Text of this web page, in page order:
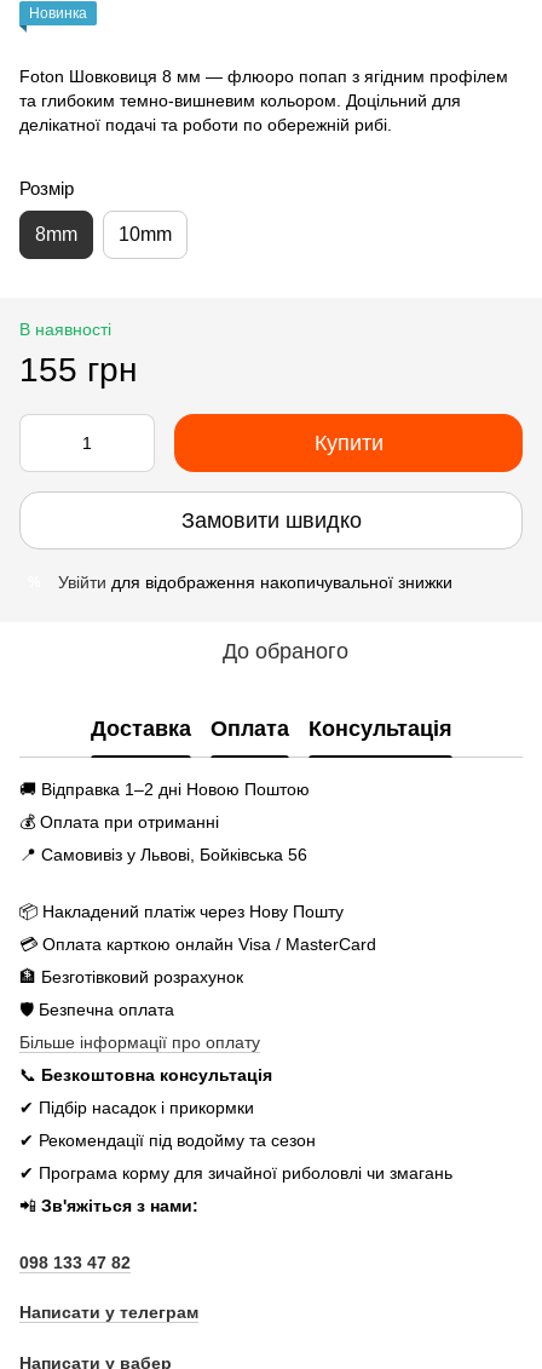
Новинка
Foton Шовковиця 8 мм — флюоро попап з ягідним профілем
та глибоким темно-вишневим кольором. Доцільний для
делікатної подачі та роботи по обережній рибі.
Розмір
8mm 10mm
В наявності
155 грн
Купити
Замовити швидко
Увійти для відображення накопичувальної знижки
До обраного
Доставка Оплата Консультація
🚚 Відправка 1–2 дні Новою Поштою
💰 Оплата при отриманні
📍 Самовивіз у Львові, Бойківська 56
📦 Накладений платіж через Нову Пошту
💳 Оплата карткою онлайн Visa / MasterCard
🏦 Безготівковий розрахунок
🛡️ Безпечна оплата
Більше інформації про оплату
📞 Безкоштовна консультація
✔ Підбір насадок і прикормки
✔ Рекомендації під водойму та сезон
✔ Програма корму для зичайної риболовлі чи змагань
📲 Зв'яжіться з нами:
098 133 47 82
Написати у телеграм
Написати у вабер